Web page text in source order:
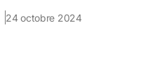
24 octobre 2024